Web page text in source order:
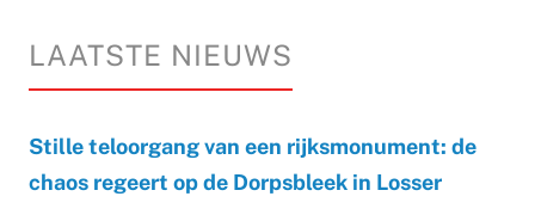
LAATSTE NIEUWS
Stille teloorgang van een rijksmonument: de
chaos regeert op de Dorpsbleek in Losser